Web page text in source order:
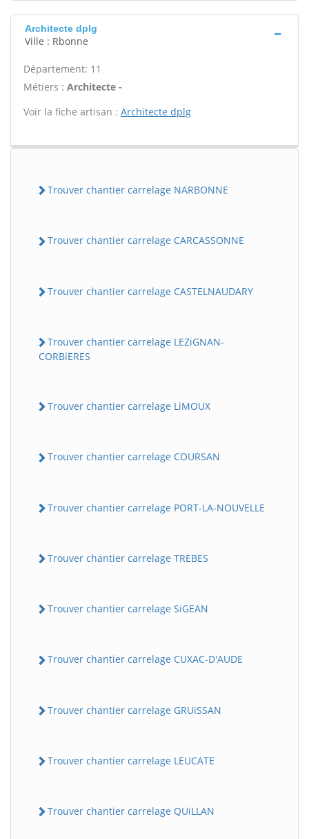
Architecte dplg
Ville : Rbonne
Département: 11
Métiers : Architecte -
Voir la fiche artisan : Architecte dplg
Trouver chantier carrelage NARBONNE
Trouver chantier carrelage CARCASSONNE
Trouver chantier carrelage CASTELNAUDARY
Trouver chantier carrelage LEZiGNAN-
CORBiERES
Trouver chantier carrelage LiMOUX
Trouver chantier carrelage COURSAN
Trouver chantier carrelage PORT-LA-NOUVELLE
Trouver chantier carrelage TREBES
Trouver chantier carrelage SiGEAN
Trouver chantier carrelage CUXAC-D'AUDE
Trouver chantier carrelage GRUiSSAN
Trouver chantier carrelage LEUCATE
Trouver chantier carrelage QUiLLAN